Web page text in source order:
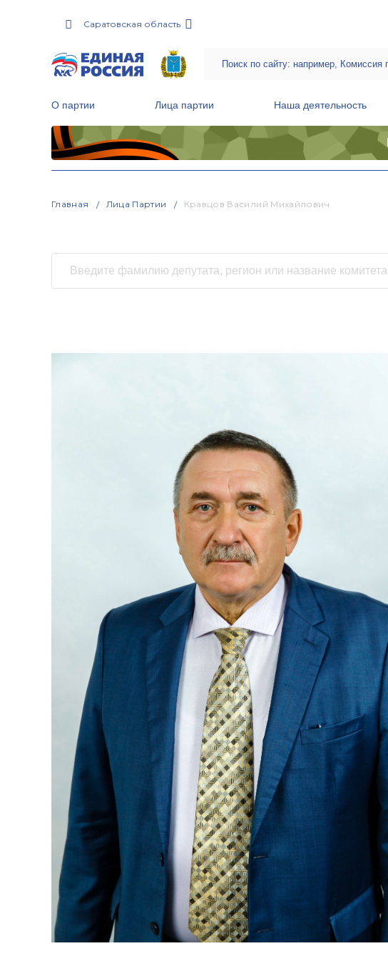
Саратовская область
О партии Лица партии Наша деятельность
Главная Лица Партии Кравцов Василий Михайлович